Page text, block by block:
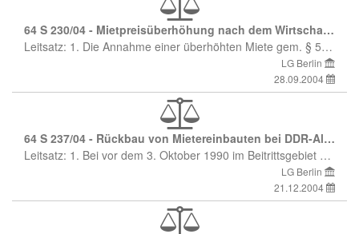
64 S 230/04 - Mietpreisüberhöhung nach dem Wirtschaftsstrafgesetz; Ausnutzung einer Mangellage; Beweislastverteilung
Leitsatz: 1. Die Annahme einer überhöhten Miete gem. § 5 Wirtschaftsstrafgesetz erfordert einen Kausalzusammenhang zwischen der Mangellage und der Vereinbarung einer überhöhten Miete; ein solcher Kausalzusammenhang fehlt, wenn der Mieter unabhängig von der Lage auf dem Wohnungsmarkt bereit ist, eine verhältnismäßig hohe Miete etwa deshalb zu bezahlen, weil er aus persönlichen Gründen - wegen einer von ihm bevorzugten Wohnlage - nur eine bestimmte und keine vergleichbare andere Wohnung beziehen will. 2. Das Tatbestandsmerkmal der "Ausnutzung eines geringen Angebots" ist nur erfüllt, wenn die Mangellage auf dem Wohnungsmarkt für die Vereinbarung der Miete im Einzelfall ursächlich war; dazu hat der Mieter darzulegen und gegebenenfalls zu beweisen, welche Bemühungen bei der Wohnungssuche er bisher unternommen hat, weshalb diese erfolglos geblieben sind und daß er mangels einer Ausweichmöglichkeit nunmehr auf den Abschluß des für ihn ungünstigen Mietvertrages angewiesen war. 3. Beruft sich der Mieter auf eine sittenwidrige Mietzinsvereinbarung nach § 138 BGB, hat er unter anderem darzulegen, daß der Vermieter eine Zwangslage des Mieters ausgenutzt hat.
LG Berlin
28.09.2004
64 S 237/04 - Rückbau von Mietereinbauten bei DDR-Altmietvertrag
Leitsatz: 1. Bei vor dem 3. Oktober 1990 im Beitrittsgebiet abgeschlossenen Wohnungsmietverträgen gilt die grundsätzliche Beseitigungspflicht von Mietereinbauten bei Vertragsende gem. § 112 Abs. 2 Satz 2 ZGB nicht, wenn die baulichen Veränderungen zu einer Verbesserung der Wohnung geführt haben, die im gesellschaftlichen Interesse liegt; im "gesellschaftlichen Interesse" i. S. v. § 112 ZGB liegen u. a. folgende Maßnahmen: Verfliesung des Ba­des, Einfliesung einer Badewanne, Erhöhung des Fliesenspiegels, Kabelanschluß, PVC-Fußbodenbelag im Bad, abgehängte Dec­ken, Hängeböden und Einbauschränke zur Schaffung von Stauraum. 2. Ist unklar, ob die Einbauten vor dem 3. Oktober 1990 eingebracht worden sind, trägt der Vermieter, der den Rückbauanspruch geltend macht, die Darlegungslast.
LG Berlin
21.12.2004